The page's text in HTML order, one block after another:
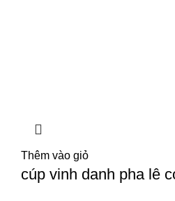
Thêm vào giỏ
cúp vinh danh pha lê